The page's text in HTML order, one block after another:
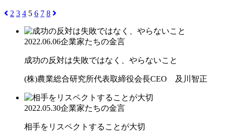
2 3 4 5 6 7 8
2022.06.06企業家たちの金言
成功の反対は失敗ではなく、やらないこと
(株)農業総合研究所代表取締役会長CEO 及川智正
2022.05.30企業家たちの金言
相手をリスペクトすることが大切